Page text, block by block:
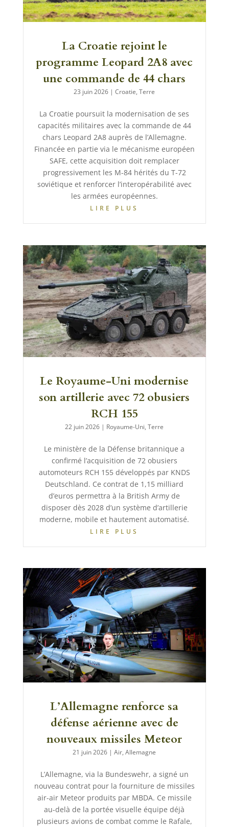
La Croatie rejoint le
programme Leopard 2A8 avec
une commande de 44 chars
23 juin 2026 |Croatie,Terre
La Croatie poursuit la modernisation de ses
capacités militaires avec la commande de 44
chars Leopard 2A8 auprès de l’Allemagne.
Financée en partie via le mécanisme européen
SAFE, cette acquisition doit remplacer
progressivement les M-84 hérités du T-72
soviétique et renforcer l’interopérabilité avec
les armées européennes.
LIRE PLUS
Le Royaume-Uni modernise
son artillerie avec 72 obusiers
RCH 155
22 juin 2026 | Royaume-Uni,Terre
Le ministère de la Défense britannique a
confirmé l’acquisition de 72 obusiers
automoteurs RCH 155 développés par KNDS
Deutschland. Ce contrat de 1,15 milliard
d’euros permettra à la British Army de
disposer dès 2028 d’un système d’artillerie
moderne, mobile et hautement automatisé.
LIRE PLUS
L’Allemagne renforce sa
défense aérienne avec de
nouveaux missiles Meteor
21 juin 2026 |Air,Allemagne
L’Allemagne, via la Bundeswehr, a signé un
nouveau contrat pour la fourniture de missiles
air-air Meteor produits par MBDA. Ce missile
au-delà de la portée visuelle équipe déjà
plusieurs avions de combat comme le Rafale,